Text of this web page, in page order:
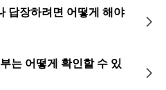
답장하려면 어떻게 해야
는 어떻게 확인할 수 있